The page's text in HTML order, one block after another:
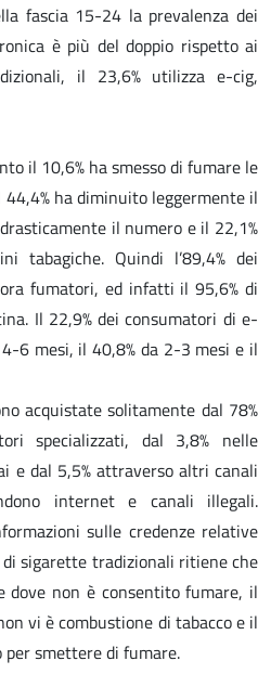
fascia 15-24 la prevalenza dei
è più del doppio rispetto ai
il 23,6% utilizza e-cig,
il 10,6% ha smesso di fumare le
ha diminuito leggermente il
il numero e il 22,1%
tabagiche. Quindi l’89,4% dei
fumatori, ed infatti il 95,6% di
Il 22,9% dei consumatori di e-
6 mesi, il 40,8% da 2-3 mesi e il
acquistate solitamente dal 78%
specializzati, dal 3,8% nelle
e dal 5,5% attraverso altri canali
internet e canali illegali.
sulle credenze relative
sigarette tradizionali ritiene che
dove non è consentito fumare, il
vi è combustione di tabacco e il
per smettere di fumare.